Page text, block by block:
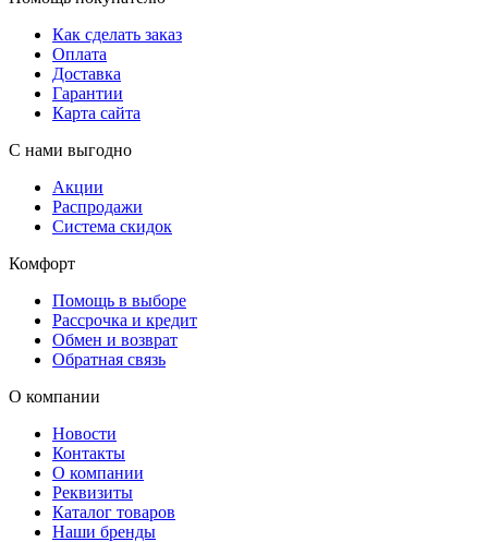
Как сделать заказ
Оплата
Доставка
Гарантии
Карта сайта
С нами выгодно
Акции
Распродажи
Система скидок
Комфорт
Помощь в выборе
Рассрочка и кредит
Обмен и возврат
Обратная связь
О компании
Новости
Контакты
О компании
Реквизиты
Каталог товаров
Наши бренды